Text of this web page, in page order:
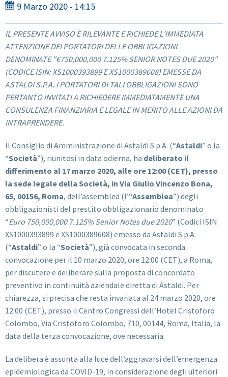
9 Marzo 2020 - 14:15
IL PRESENTE AVVISO È RILEVANTE E RICHIEDE L’IMMEDIATA
ATTENZIONE DEI PORTATORI DELLE OBBLIGAZIONI
DENOMINATE "€750,000,000 7.125% SENIOR NOTES DUE 2020"
(CODICE ISIN: XS1000393899 E XS1000389608) EMESSE DA
ASTALDI S.P.A. I PORTATORI DI TALI OBBLIGAZIONI SONO
PERTANTO INVITATI A RICHIEDERE IMMEDIATAMENTE UNA
CONSULENZA FINANZIARIA E LEGALE IN MERITO ALLE AZIONI DA
INTRAPRENDERE.
Il Consiglio di Amministrazione di Astaldi S.p.A. (“Astaldi” o la
“Società”), riunitosi in data odierna, ha deliberato il
differimento al 17 marzo 2020, alle ore 12:00 (CET), presso
la sede legale della Società, in Via Giulio Vincenzo Bona,
65, 00156, Roma, dell’assemblea (l’“Assemblea”) degli
obbligazionisti del prestito obbligazionario denominato
“Euro 750,000,000 7.125% Senior Notes due 2020” (Codici ISIN:
XS1000393899 e XS1000389608) emesso da Astaldi S.p.A.
(“Astaldi” o la “Società”), già convocata in seconda
convocazione per il 10 marzo 2020, ore 12:00 (CET), a Roma,
per discutere e deliberare sulla proposta di concordato
preventivo in continuità aziendale diretta di Astaldi. Per
chiarezza, si precisa che resta invariata al 24 marzo 2020, ore
12:00 (CET), presso il Centro Congressi dell’Hotel Cristoforo
Colombo, Via Cristoforo Colombo, 710, 00144, Roma, Italia, la
data della terza convocazione, ove necessaria.
La delibera è assunta alla luce dell’aggravarsi dell’emergenza
epidemiologica da COVID-19, in considerazione degli ulteriori